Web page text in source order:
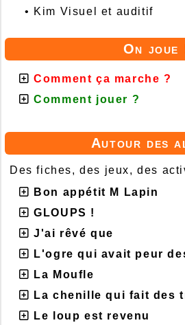
• Kim Visuel et auditif
On joue
Comment ça marche ?
Comment jouer ?
Autour des
Des fiches, des jeux, des
Bon appétit M Lapin
GLOUPS !
J'ai rêvé que
L'ogre qui avait peur
La Moufle
La chenille qui fait des
Le loup est revenu